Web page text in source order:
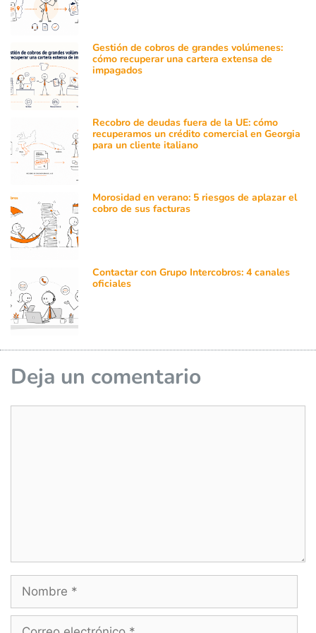
Gestión de cobros de grandes volúmenes:
cómo recuperar una cartera extensa de
impagados
Recobro de deudas fuera de la UE: cómo
recuperamos un crédito comercial en Georgia
para un cliente italiano
Morosidad en verano: 5 riesgos de aplazar el
cobro de sus facturas
Contactar con Grupo Intercobros: 4 canales
oficiales
Deja un comentario